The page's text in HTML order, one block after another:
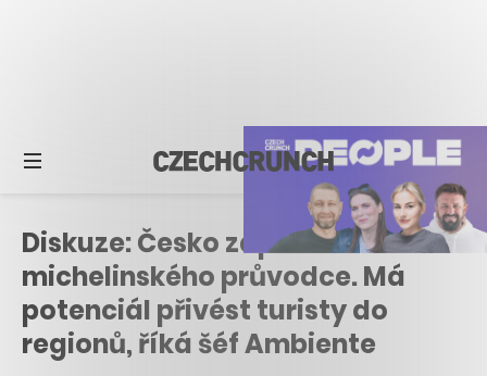
Diskuze: Česko zaplatí za
michelinského průvodce. Má
potenciál přivést turisty do
regionů, říká šéf Ambiente